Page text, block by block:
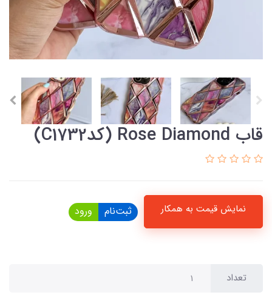
قاب Rose Diamond (کدC1732)
نمایش قیمت به همکار ثبت‌نام ورود
تعداد